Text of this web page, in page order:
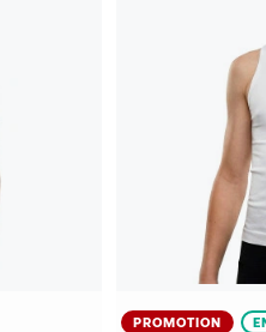
PROMOTION